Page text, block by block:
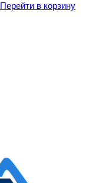
Перейти в корзину